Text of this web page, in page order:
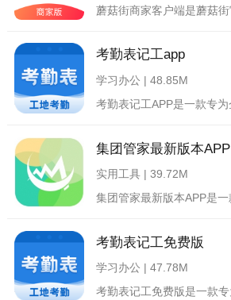
考勤表记工app
学习办公 | 48.85M
集团管家最新版本APP
实用工具 | 39.72M
考勤表记工免费版
学习办公 | 47.78M